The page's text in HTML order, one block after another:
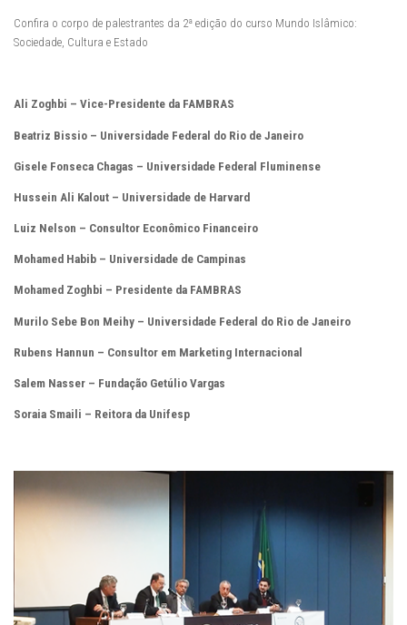
Confira o corpo de palestrantes da 2ª edição do curso Mundo Islâmico:
Sociedade, Cultura e Estado
Ali Zoghbi – Vice-Presidente da FAMBRAS
Beatriz Bissio – Universidade Federal do Rio de Janeiro
Gisele Fonseca Chagas – Universidade Federal Fluminense
Hussein Ali Kalout – Universidade de Harvard
Luiz Nelson – Consultor Econômico Financeiro
Mohamed Habib – Universidade de Campinas
Mohamed Zoghbi – Presidente da FAMBRAS
Murilo Sebe Bon Meihy – Universidade Federal do Rio de Janeiro
Rubens Hannun – Consultor em Marketing Internacional
Salem Nasser – Fundação Getúlio Vargas
Soraia Smaili – Reitora da Unifesp